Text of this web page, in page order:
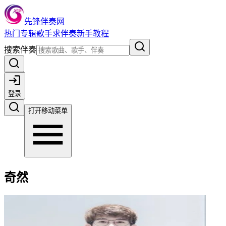
先锋伴奏网
热门 专辑歌手求伴奏新手教程
搜索伴奏
登录
打开移动菜单
奇然